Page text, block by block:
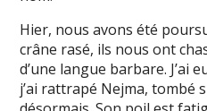
Hier, nous avons été
crâne rasé, ils nous ont
d’une langue barbare. J’ai
j’ai rattrapé Nejma, tombé